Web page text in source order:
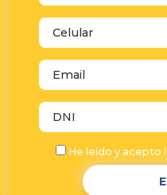
He leído y acepto